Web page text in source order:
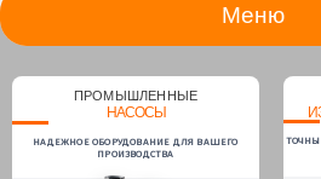
Меню
ПРОМЫШЛЕННЫЕ
НАСОСЫ
НАДЕЖНОЕ ОБОРУДОВАНИЕ ДЛЯ ВАШЕГО
ПРОИЗВОДСТВА